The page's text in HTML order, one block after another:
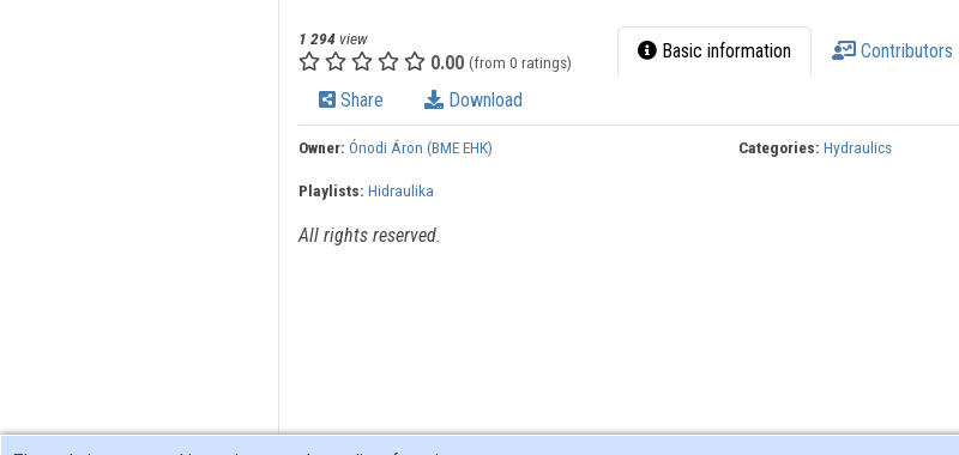
1 294view
0.00 (from 0 ratings) Basic information Contributors
Share Download
Owner: Ónodi Áron (BME EHK) Categories: Hydraulics
Playlists: Hidraulika
All rights reserved.